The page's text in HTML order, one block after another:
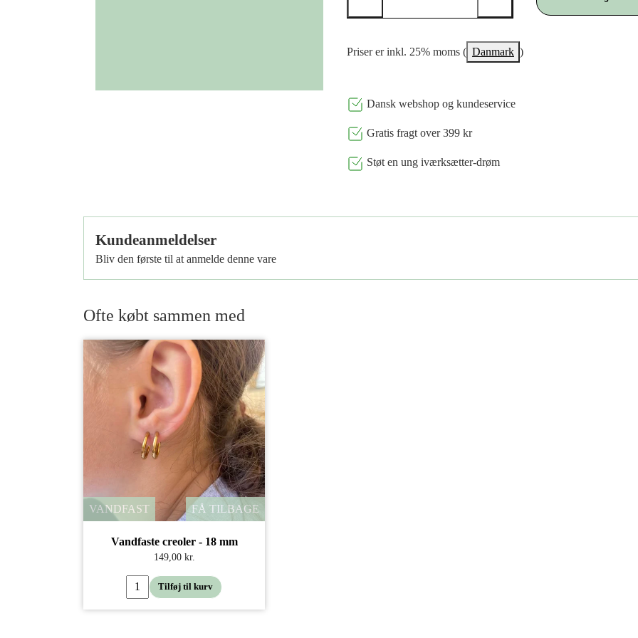
Priser er inkl. 25% moms ( Danmark )
Dansk webshop og kundeservice
Gratis fragt over 399 kr
Støt en ung iværksætter-drøm
Kundeanmeldelser
Bliv den første til at anmelde denne vare
Ofte købt sammen med
VANDFAST FÅ TILBAGE
Vandfaste creoler - 18 mm
149,00 kr.
Tilføj til kurv